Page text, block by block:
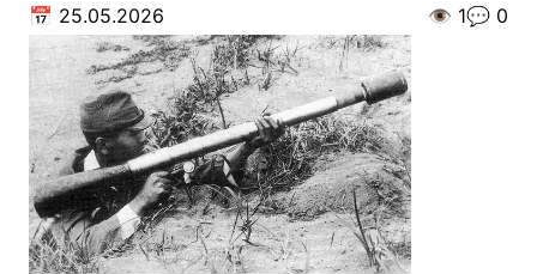
📅 25.05.2026 👁️ 1💬 0